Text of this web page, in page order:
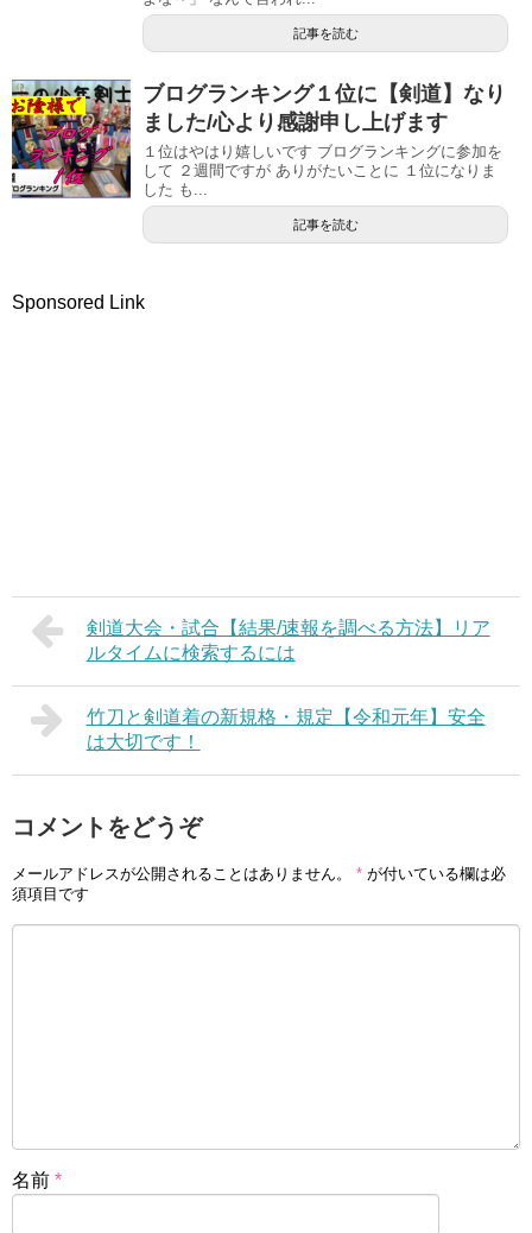
記事を読む
ブログランキング１位に【剣道】なり
ました/心より感謝申し上げます
１位はやはり嬉しいです ブログランキングに参加を
して ２週間ですが ありがたいことに １位になりま
した も...
記事を読む
Sponsored Link
剣道大会・試合【結果/速報を調べる方法】リア
ルタイムに検索するには
竹刀と剣道着の新規格・規定【令和元年】安全
は大切です！
コメントをどうぞ
メールアドレスが公開されることはありません。 * が付いている欄は必
須項目です
名前 *